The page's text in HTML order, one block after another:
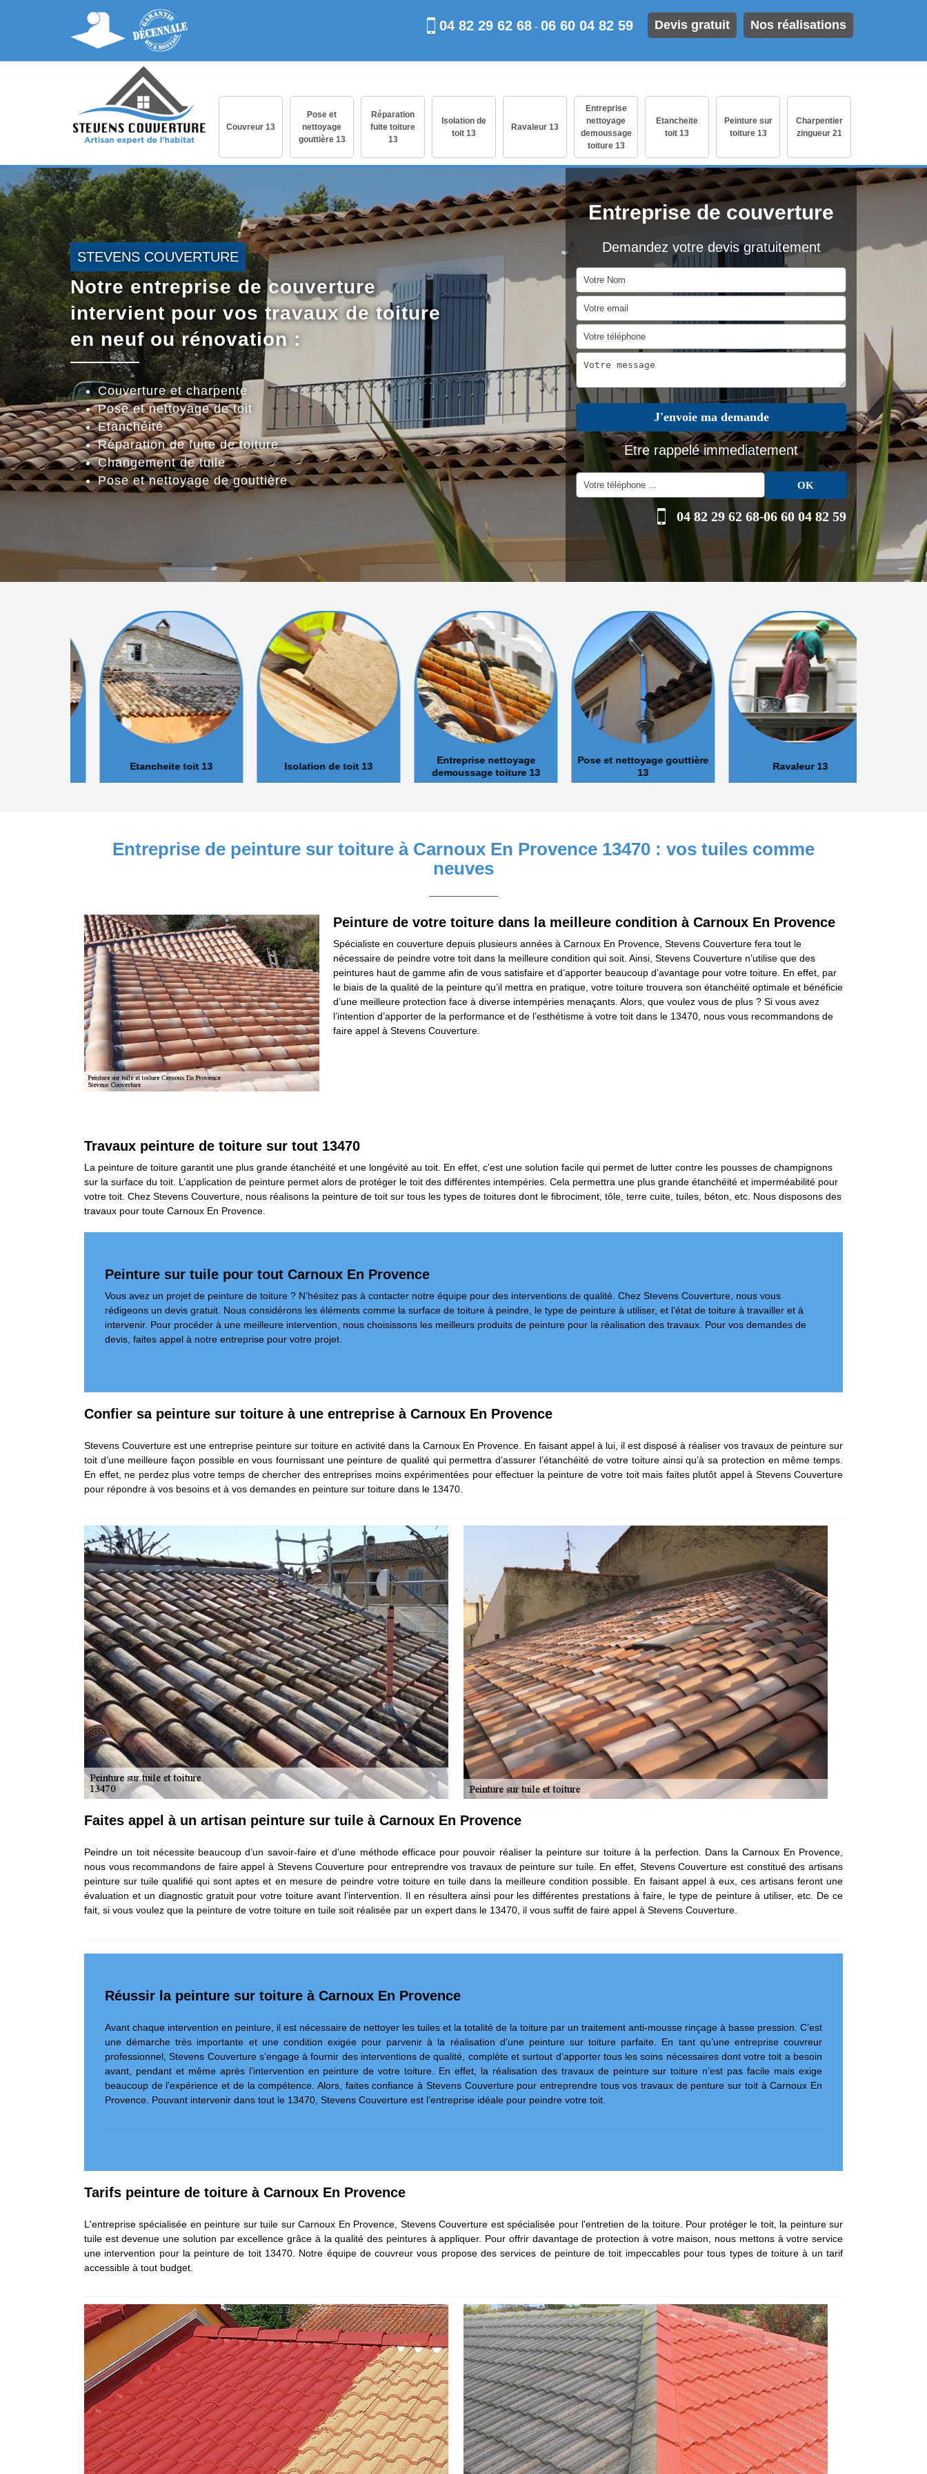
Devis gratuit Nos réalisations
04 82 29 62 68 - 06 60 04 82 59
Couvreur 13
Pose et
nettoyage
gouttière 13
Réparation
fuite toiture
13
Isolation de
toit 13
Ravaleur 13
Entreprise
nettoyage
demoussage
toiture 13
Etancheite
toit 13
Peinture sur
toiture 13
Charpentier
zingueur 21
Entreprise de couverture
Demandez votre devis gratuitement
Etre rappelé immediatement
04 82 29 62 68-06 60 04 82 59
STEVENS COUVERTURE
Notre entreprise de couverture
intervient pour vos travaux de toiture
en neuf ou rénovation :
Couverture et charpente
Pose et nettoyage de toit
Etanchéité
Réparation de fuite de toiture
Changement de tuile
Pose et nettoyage de gouttière
Etancheite toit 13 Isolation de toit 13
Entreprise nettoyage
demoussage toiture 13
Pose et nettoyage gouttière
Ravaleur 13
Entreprise de peinture sur toiture à Carnoux En Provence 13470 : vos tuiles comme
neuves
Peinture de votre toiture dans la meilleure condition à Carnoux En Provence
Spécialiste en couverture depuis plusieurs années à Carnoux En Provence, Stevens Couverture fera tout le
nécessaire de peindre votre toit dans la meilleure condition qui soit. Ainsi, Stevens Couverture n’utilise que des
peintures haut de gamme afin de vous satisfaire et d’apporter beaucoup d’avantage pour votre toiture. En effet, par
le biais de la qualité de la peinture qu’il mettra en pratique, votre toiture trouvera son étanchéité optimale et bénéficie
d’une meilleure protection face à diverse intempéries menaçants. Alors, que voulez vous de plus ? Si vous avez
l’intention d’apporter de la performance et de l’esthétisme à votre toit dans le 13470, nous vous recommandons de
faire appel à Stevens Couverture.
Travaux peinture de toiture sur tout 13470
La peinture de toiture garantit une plus grande étanchéité et une longévité au toit. En effet, c’est une solution facile qui permet de lutter contre les pousses de champignons
sur la surface du toit. L’application de peinture permet alors de protéger le toit des différentes intempéries. Cela permettra une plus grande étanchéité et imperméabilité pour
votre toit. Chez Stevens Couverture, nous réalisons la peinture de toit sur tous les types de toitures dont le fibrociment, tôle, terre cuite, tuiles, béton, etc. Nous disposons des
travaux pour toute Carnoux En Provence.
Peinture sur tuile pour tout Carnoux En Provence
Vous avez un projet de peinture de toiture ? N’hésitez pas à contacter notre équipe pour des interventions de qualité. Chez Stevens Couverture, nous vous
rédigeons un devis gratuit. Nous considérons les éléments comme la surface de toiture à peindre, le type de peinture à utiliser, et l’état de toiture à travailler et à
intervenir. Pour procéder à une meilleure intervention, nous choisissons les meilleurs produits de peinture pour la réalisation des travaux. Pour vos demandes de
devis, faites appel à notre entreprise pour votre projet.
Confier sa peinture sur toiture à une entreprise à Carnoux En Provence
Stevens Couverture est une entreprise peinture sur toiture en activité dans la Carnoux En Provence. En faisant appel à lui, il est disposé à réaliser vos travaux de peinture sur
toit d’une meilleure façon possible en vous fournissant une peinture de qualité qui permettra d’assurer l’étanchéité de votre toiture ainsi qu’à sa protection en même temps.
En effet, ne perdez plus votre temps de chercher des entreprises moins expérimentées pour effectuer la peinture de votre toit mais faites plutôt appel à Stevens Couverture
pour répondre à vos besoins et à vos demandes en peinture sur toiture dans le 13470.
Faites appel à un artisan peinture sur tuile à Carnoux En Provence
Peindre un toit nécessite beaucoup d’un savoir-faire et d’une méthode efficace pour pouvoir réaliser la peinture sur toiture à la perfection. Dans la Carnoux En Provence,
nous vous recommandons de faire appel à Stevens Couverture pour entreprendre vos travaux de peinture sur tuile. En effet, Stevens Couverture est constitué des artisans
peinture sur tuile qualifié qui sont aptes et en mesure de peindre votre toiture en tuile dans la meilleure condition possible. En faisant appel à eux, ces artisans feront une
évaluation et un diagnostic gratuit pour votre toiture avant l’intervention. Il en résultera ainsi pour les différentes prestations à faire, le type de peinture à utiliser, etc. De ce
fait, si vous voulez que la peinture de votre toiture en tuile soit réalisée par un expert dans le 13470, il vous suffit de faire appel à Stevens Couverture.
Réussir la peinture sur toiture à Carnoux En Provence
Avant chaque intervention en peinture, il est nécessaire de nettoyer les tuiles et la totalité de la toiture par un traitement anti-mousse rinçage à basse pression. C’est
une démarche très importante et une condition exigée pour parvenir à la réalisation d’une peinture sur toiture parfaite. En tant qu’une entreprise couvreur
professionnel, Stevens Couverture s’engage à fournir des interventions de qualité, complète et surtout d’apporter tous les soins nécessaires dont votre toit a besoin
avant, pendant et même après l’intervention en peinture de votre toiture. En effet, la réalisation des travaux de peinture sur toiture n’est pas facile mais exige
beaucoup de l’expérience et de la compétence. Alors, faites confiance à Stevens Couverture pour entreprendre tous vos travaux de penture sur toit à Carnoux En
Provence. Pouvant intervenir dans tout le 13470, Stevens Couverture est l’entreprise idéale pour peindre votre toit.
Tarifs peinture de toiture à Carnoux En Provence
L'entreprise spécialisée en peinture sur tuile sur Carnoux En Provence, Stevens Couverture est spécialisée pour l'entretien de la toiture. Pour protéger le toit, la peinture sur
tuile est devenue une solution par excellence grâce à la qualité des peintures à appliquer. Pour offrir davantage de protection à votre maison, nous mettons à votre service
une intervention pour la peinture de toit 13470. Notre équipe de couvreur vous propose des services de peinture de toit impeccables pour tous types de toiture à un tarif
accessible à tout budget.